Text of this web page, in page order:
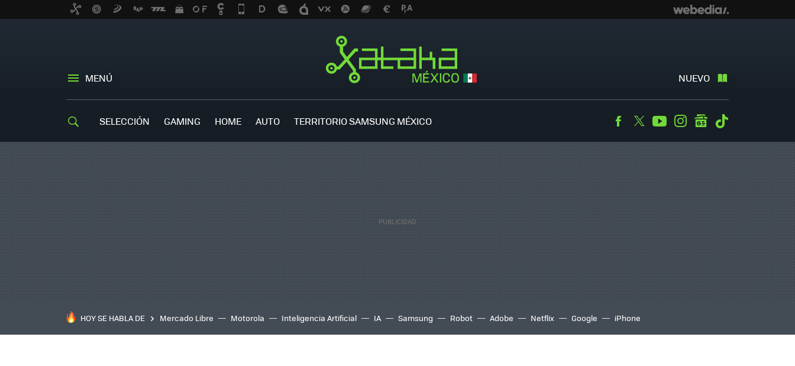
MENÚ NUEVO
SELECCIÓN GAMING HOME AUTO TERRITORIO SAMSUNG MÉXICO Facebook
TwitterYoutubeInstagramgooglenews
HOY SE HABLA DE Mercado Libre Motorola Inteligencia Artificial IA Samsung Robot Adobe Netflix Google iPhone